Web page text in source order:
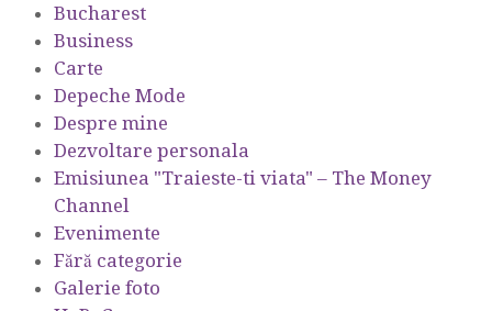
Bucharest
Business
Carte
Depeche Mode
Despre mine
Dezvoltare personala
Emisiunea "Traieste-ti viata" – The Money
Channel
Evenimente
Fără categorie
Galerie foto